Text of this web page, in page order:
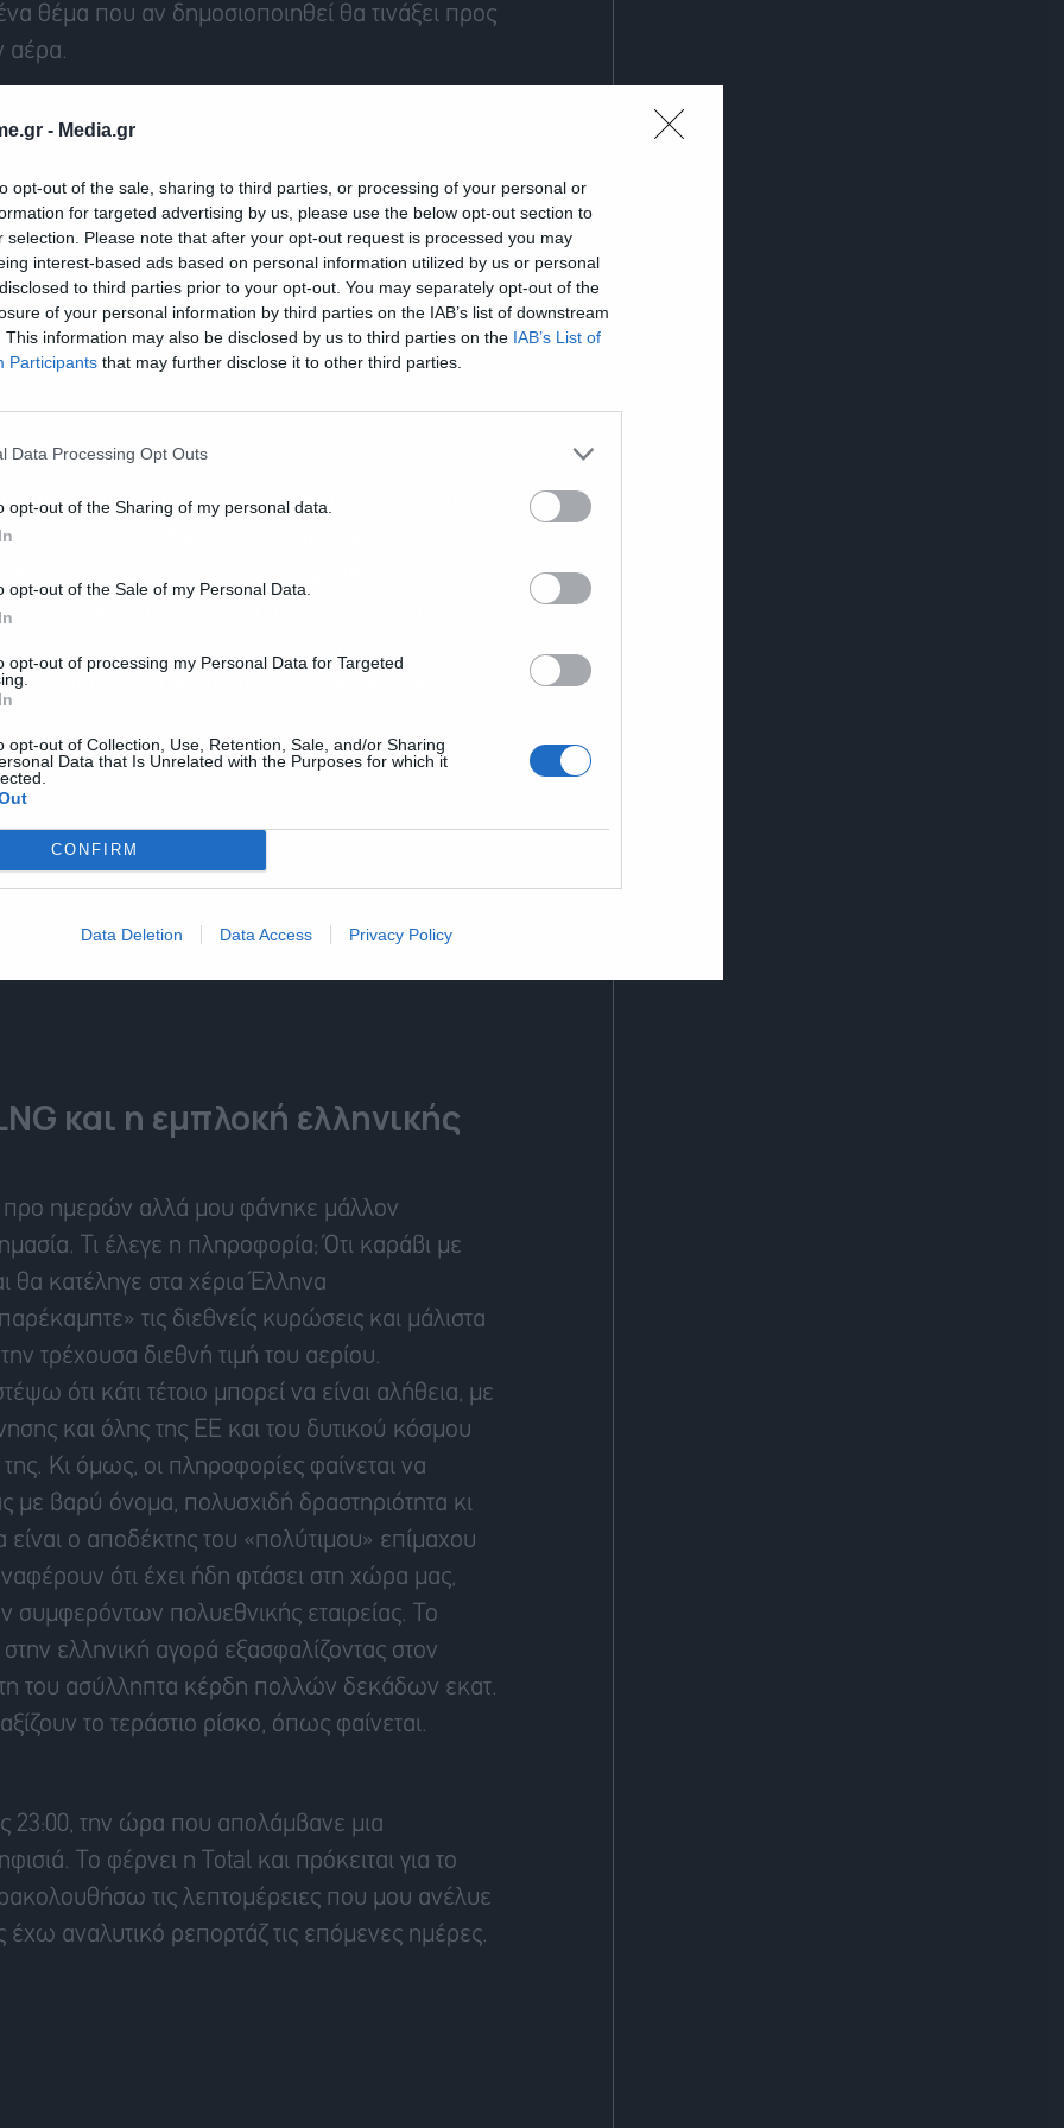
- Media.gr
opt-out of the sale, sharing to third parties, or processing of your personal or
for targeted advertising by us, please use the below opt-out section to
selection. Please note that after your opt-out request is processed you may
interest-based ads based on personal information utilized by us or personal
to third parties prior to your opt-out. You may separately opt-out of the
of your personal information by third parties on the IAB’s list of downstream
This information may also be disclosed by us to third parties on the IAB’s List of
Participants that may further disclose it to other third parties.
Data Processing Opt Outs
opt-out of the Sharing of my personal data.
opt-out of the Sale of my Personal Data.
opt-out of processing my Personal Data for Targeted
opt-out of Collection, Use, Retention, Sale, and/or Sharing
Data that Is Unrelated with the Purposes for which it
CONFIRM
Data Deletion Data Access Privacy Policy
θέμα που αν δημοσιοποιηθεί θα τινάξει προς
αέρα.
στην στήλη στεναχώρησε τον υπουργό
που τον λυπήθηκε μέχρι και ο Πίνατ.
ενόχλησε τον πρώην συνεργάτη των
δύσκολο να σβήσω το παρελθόν του
σχέση με τη Ν.Δ. Ούτε μπορώ για να του
υπουργό Επικρατείας τα περισσότερα
και η εμπλοκή ελληνικής
προ ημερών αλλά μου φάνηκε μάλλον
Τι έλεγε η πληροφορία; Ότι καράβι με
κατέληγε στα χέρια Έλληνα
τις διεθνείς κυρώσεις και μάλιστα
τρέχουσα διεθνή τιμή του αερίου.
ότι κάτι τέτοιο μπορεί να είναι αλήθεια, με
και όλης της ΕΕ και του δυτικού κόσμου
Κι όμως, οι πληροφορίες φαίνεται να
με βαρύ όνομα, πολυσχιδή δραστηριότητα κι
ο αποδέκτης του «πολύτιμου» επίμαχου
ότι έχει ήδη φτάσει στη χώρα μας,
πολυεθνικής εταιρείας. Το
στην ελληνική αγορά εξασφαλίζοντας στον
του ασύλληπτα κέρδη πολλών δεκάδων εκατ.
το τεράστιο ρίσκο, όπως φαίνεται.
23:00, την ώρα που απολάμβανε μια
Το φέρνει η Total και πρόκειται για το
τις λεπτομέρειες που μου ανέλυε
αναλυτικό ρεπορτάζ τις επόμενες ημέρες.